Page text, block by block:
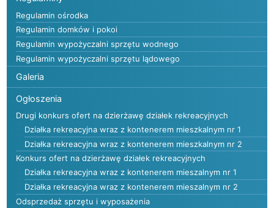
Regulamin ośrodka
Regulamin domków i pokoi
Regulamin wypożyczalni sprzętu wodnego
Regulamin wypożyczalni sprzętu lądowego
Galeria
Ogłoszenia
Drugi konkurs ofert na dzierżawę działek rekreacyjnych
Działka rekreacyjna wraz z kontenerem mieszkalnym nr 1
Działka rekreacyjna wraz z kontenerem mieszkalnym nr 2
Konkurs ofert na dzierżawę działek rekreacyjnych
Działka rekreacyjna wraz z kontenerem mieszalnym nr 1
Działka rekreacyjna wraz z kontenerem mieszalnym nr 2
Odsprzedaż sprzętu i wyposażenia